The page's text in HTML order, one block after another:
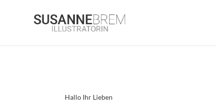
Hallo Ihr Lieben